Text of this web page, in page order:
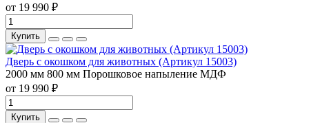
от 19 990 ₽
Купить
Дверь с окошком для животных (Артикул 15003)
2000 мм 800 мм Порошковое напыление МДФ
от 19 990 ₽
Купить